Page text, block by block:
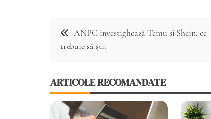
Navigare
ANPC investighează Temu și Shein: ce
trebuie să știi
ARTICOLE RECOMANDATE